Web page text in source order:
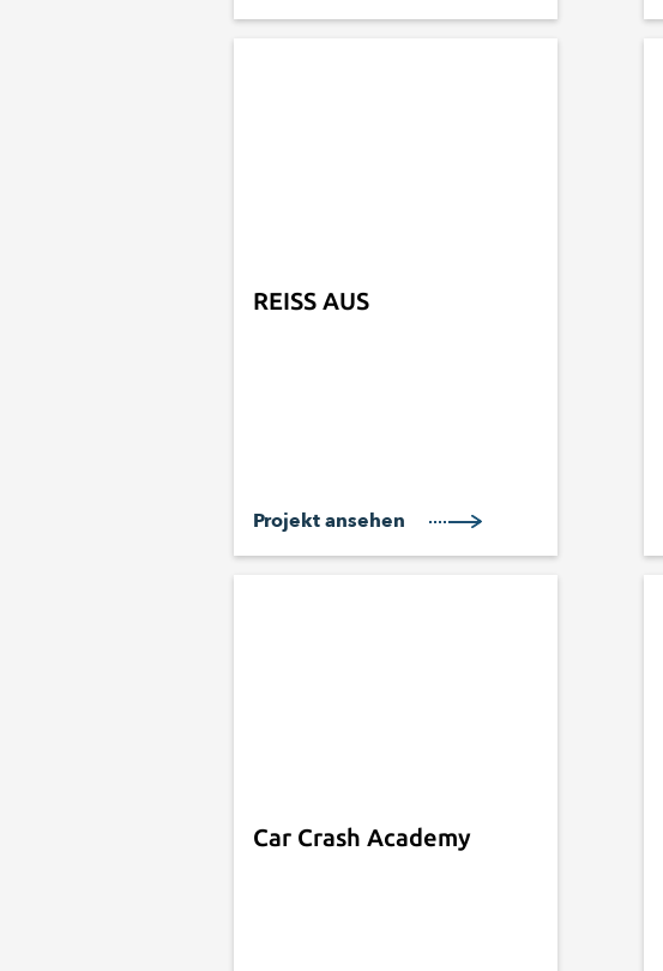
REISS AUS
Projekt ansehen
Car Crash Academy